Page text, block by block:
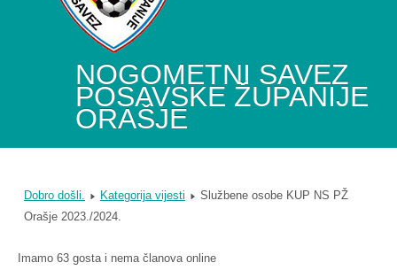
NOGOMETNI SAVEZ
POSAVSKE ŽUPANIJE
ORAŠJE
Dobro došli. Kategorija vijesti
Službene osobe KUP NS PŽ
Orašje 2023./2024.
Imamo 63 gosta i nema članova online